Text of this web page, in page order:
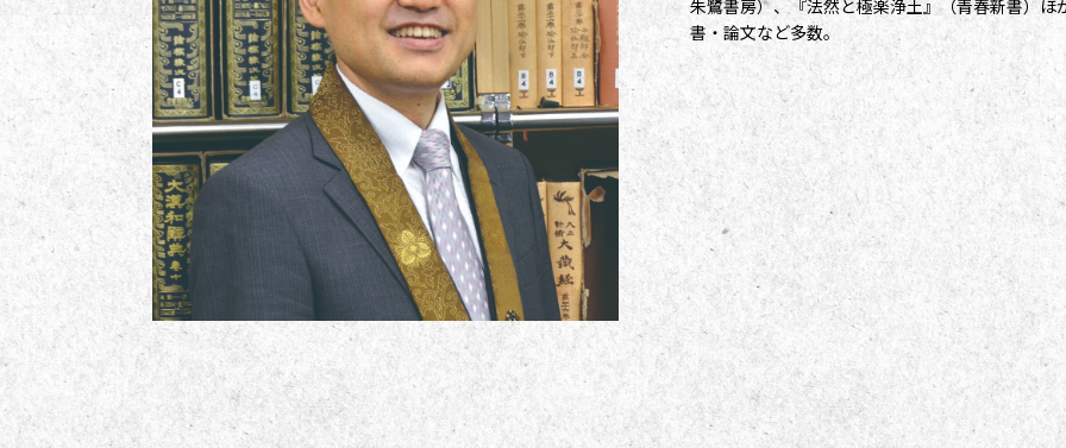
朱鷺書房）、『法然と極楽浄土』（青春新書）ほ
書・論文など多数。